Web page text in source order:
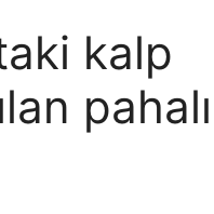
kalp
pahalı